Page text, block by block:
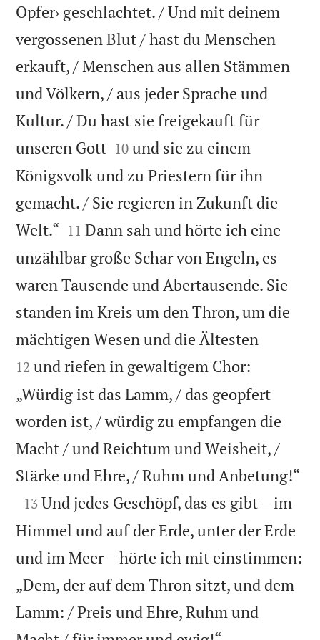
Opfer› geschlachtet. / Und mit deinem
vergossenen Blut / hast du Menschen
erkauft, / Menschen aus allen Stämmen
und Völkern, / aus jeder Sprache und
Kultur. / Du hast sie freigekauft für
unseren Gott
10 und sie zu einem
Königsvolk und zu Priestern für ihn
gemacht. / Sie regieren in Zukunft die
Welt.“ 

11 Dann sah und hörte ich eine
unzählbar große Schar von Engeln, es
waren Tausende und Abertausende. Sie
standen im Kreis um den Thron, um die
mächtigen Wesen und die Ältesten
12 und riefen in gewaltigem Chor:
„Würdig ist das Lamm, / das geopfert
worden ist, / würdig zu empfangen die
Macht / und Reichtum und Weisheit, /
Stärke und Ehre, / Ruhm und Anbetung!“

13 Und jedes Geschöpf, das es gibt – im
Himmel und auf der Erde, unter der Erde
und im Meer – hörte ich mit einstimmen:
„Dem, der auf dem Thron sitzt, und dem
Lamm: / Preis und Ehre, Ruhm und